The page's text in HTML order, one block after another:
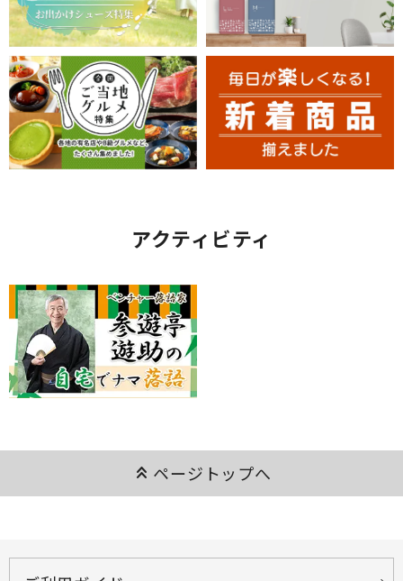
アクティビティ
keyboard_double_arrow_up ページトップへ